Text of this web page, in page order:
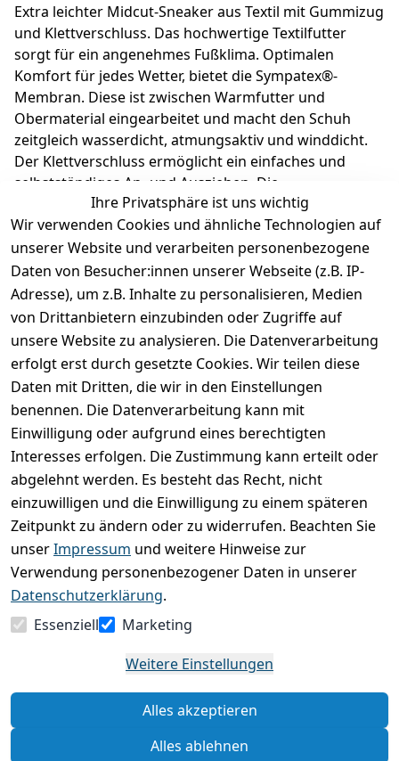
Extra leichter Midcut-Sneaker aus Textil mit Gummizug
und Klettverschluss. Das hochwertige Textilfutter
sorgt für ein angenehmes Fußklima. Optimalen
Komfort für jedes Wetter, bietet die Sympatex®-
Membran. Diese ist zwischen Warmfutter und
Obermaterial eingearbeitet und macht den Schuh
zeitgleich wasserdicht, atmungsaktiv und winddicht.
Der Klettverschluss ermöglicht ein einfaches und
selbstständiges An- und Ausziehen. Die
herausnehmbare Einlage macht es kinderleicht, die
richtige Schuhgröße auszuwählen. Richter
Kinderschuhe - Kids shoes since 1893.
Produktdetails
Kundenrezensionen
Durchschnittliche Bewertung
0
Basierend auf 0 Bewertung(en)
Bewertung abgeben
5
( 0 )
4
( 0 )
3
( 0 )
2
( 0 )
1
Artikel abgegeben
Rechtliche Hinweise – Klicken Sie hier für weitere
Ihre Privatsphäre ist uns wichtig
Wir verwenden Cookies und ähnliche Technologien auf
unserer Website und verarbeiten personenbezogene
Daten von Besucher:innen unserer Webseite (z.B. IP-
Adresse), um z.B. Inhalte zu personalisieren, Medien
von Drittanbietern einzubinden oder Zugriffe auf
unsere Website zu analysieren. Die Datenverarbeitung
erfolgt erst durch gesetzte Cookies. Wir teilen diese
Daten mit Dritten, die wir in den Einstellungen
benennen. Die Datenverarbeitung kann mit
Einwilligung oder aufgrund eines berechtigten
Interesses erfolgen. Die Zustimmung kann erteilt oder
abgelehnt werden. Es besteht das Recht, nicht
einzuwilligen und die Einwilligung zu einem späteren
Zeitpunkt zu ändern oder zu widerrufen. Beachten Sie
unserImpressum und weitere Hinweise zur
Verwendung personenbezogener Daten in unserer
Datenschutzerklärung.
Essenziell
Marketing
Weitere Einstellungen
Alles akzeptieren
Alles ablehnen